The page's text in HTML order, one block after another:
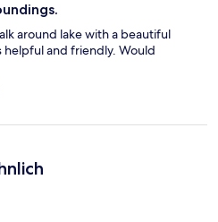
around lake with a beautiful
helpful and friendly. Would